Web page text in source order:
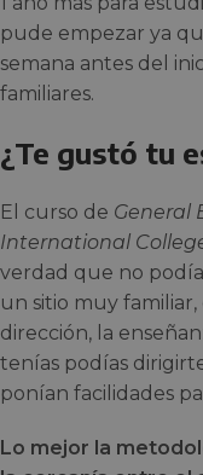
pude empezar ya
semana antes del
familiares.
¿Te gustó tu
El curso de General
International
verdad que no
un sitio muy
dirección, la
tenías podías
ponían facilidades
Lo mejor la